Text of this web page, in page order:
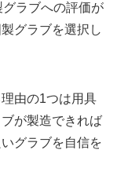
ラブへの評価が
グラブを選択し
由の1つは用具
が製造できれば
グラブを自信を